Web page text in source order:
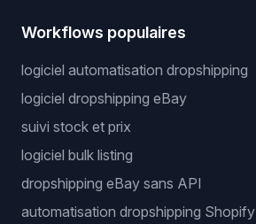
Workflows populaires
logiciel automatisation dropshipping
logiciel dropshipping eBay
suivi stock et prix
logiciel bulk listing
dropshipping eBay sans API
automatisation dropshipping Shopify